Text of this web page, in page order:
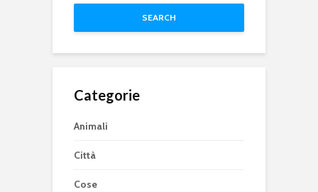
SEARCH
Categorie
Animali
Città
Cose